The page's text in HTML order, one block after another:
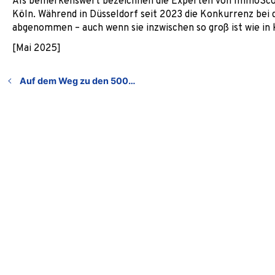
Köln. Während in Düsseldorf seit 2023 die Konkurrenz
abgenommen – auch wenn sie inzwischen so groß ist wie
[Mai 2025]
Auf dem Weg zu den 500…